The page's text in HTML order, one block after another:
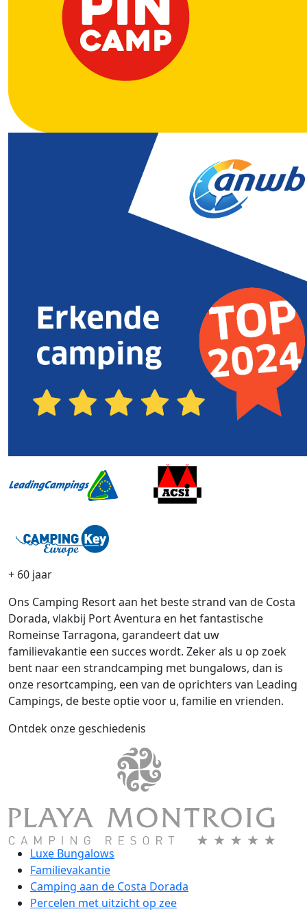
+ 60 jaar
Ons Camping Resort aan het beste strand van de Costa
Dorada, vlakbij Port Aventura en het fantastische
Romeinse Tarragona, garandeert dat uw
familievakantie een succes wordt. Zeker als u op zoek
bent naar een strandcamping met bungalows, dan is
onze resortcamping, een van de oprichters van Leading
Campings, de beste optie voor u, familie en vrienden.
Ontdek onze geschiedenis
Luxe Bungalows
Familievakantie
Camping aan de Costa Dorada
Percelen met uitzicht op zee